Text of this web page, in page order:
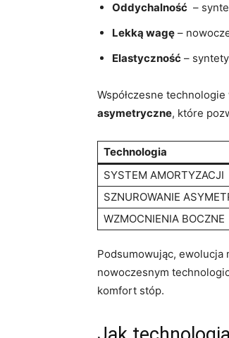
Oddychalność
–
Lekką wagę –
Elastyczność –
Współczesne
asymetryczne, które
Technologia
SYSTEM AMORTYZACJI
SZNUROWANIE
WZMOCNIENIA BOCZNE
Podsumowując, ewolucja
nowoczesnym
komfort stóp.